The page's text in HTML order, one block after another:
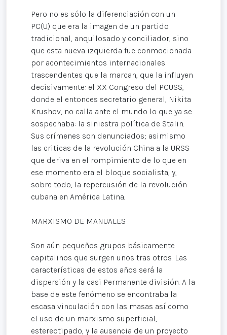
Pero no es sólo la diferenciación con un
PC(U) que era la imagen de un partido
tradicional, anquilosado y conciliador, sino
que esta nueva izquierda fue conmocionada
por acontecimientos internacionales
trascendentes que la marcan, que la influyen
decisivamente: el XX Congreso del PCUSS,
donde el entonces secretario general, Nikita
Krushov, no calla ante el mundo lo que ya se
sospechaba: la siniestra política de Stalin.
Sus crímenes son denunciados; asimismo
las criticas de la revolución China a la URSS
que deriva en el rompimiento de lo que en
ese momento era el bloque socialista, y,
sobre todo, la repercusión de la revolución
cubana en América Latina.
MARXISMO DE MANUALES
Son aún pequeños grupos básicamente
capitalinos que surgen unos tras otros. Las
características de estos años será la
dispersión y la casi Permanente división. A la
base de este fenómeno se encontraba la
escasa vinculación con las masas así como
el uso de un marxismo superficial,
estereotipado, y la ausencia de un proyecto